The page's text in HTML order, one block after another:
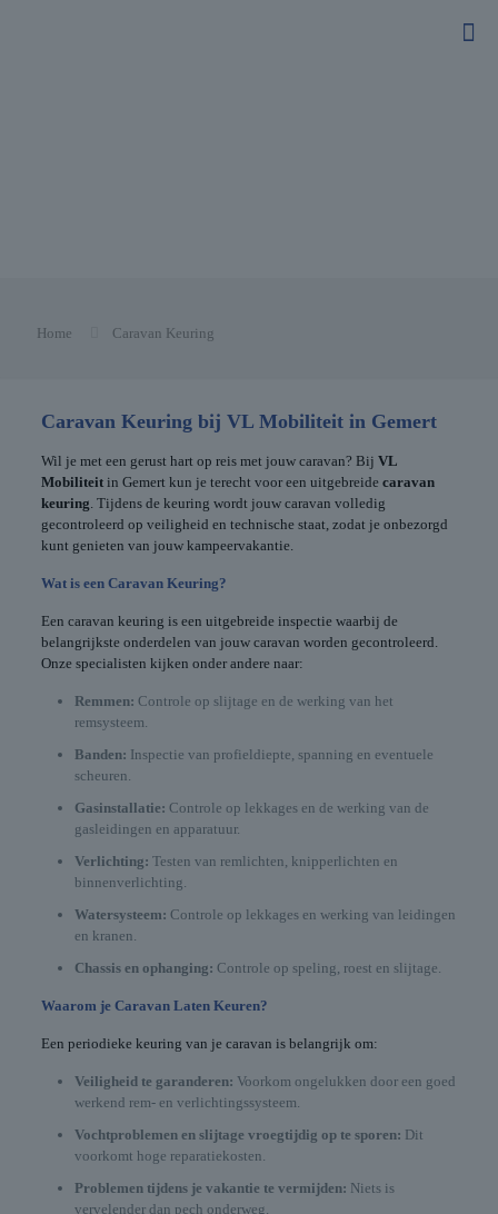
Home Caravan Keuring
Caravan Keuring bij VL Mobiliteit in Gemert
Wil je met een gerust hart op reis met jouw caravan? Bij VL
Mobiliteitin Gemert kun je terecht voor een uitgebreide caravan
keuring. Tijdens de keuring wordt jouw caravan volledig
gecontroleerd op veiligheid en technische staat, zodat je onbezorgd
kunt genieten van jouw kampeervakantie.
Wat is een Caravan Keuring?
Een caravan keuring is een uitgebreide inspectie waarbij de
belangrijkste onderdelen van jouw caravan worden gecontroleerd.
Onze specialisten kijken onder andere naar:
Remmen: Controle op slijtage en de werking van het
remsysteem.
Banden: Inspectie van profieldiepte, spanning en eventuele
scheuren.
Gasinstallatie: Controle op lekkages en de werking van de
gasleidingen en apparatuur.
Verlichting: Testen van remlichten, knipperlichten en
binnenverlichting.
Watersysteem: Controle op lekkages en werking van leidingen
en kranen.
Chassis en ophanging: Controle op speling, roest en slijtage.
Waarom je Caravan Laten Keuren?
Een periodieke keuring van je caravan is belangrijk om:
Veiligheid te garanderen: Voorkom ongelukken door een goed
werkend rem- en verlichtingssysteem.
Vochtproblemen en slijtage vroegtijdig op te sporen: Dit
voorkomt hoge reparatiekosten.
Problemen tijdens je vakantie te vermijden: Niets is
vervelender dan pech onderweg.